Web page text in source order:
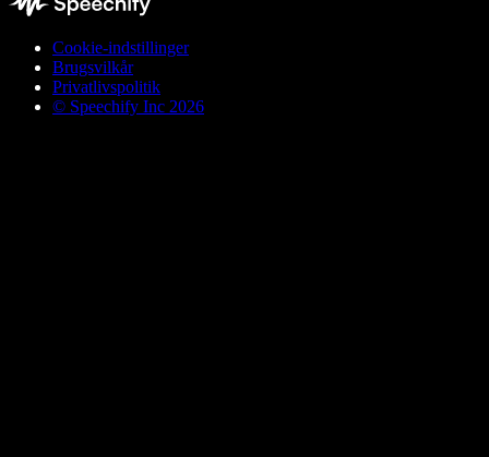
Cookie-indstillinger
Brugsvilkår
Privatlivspolitik
© Speechify Inc 2026